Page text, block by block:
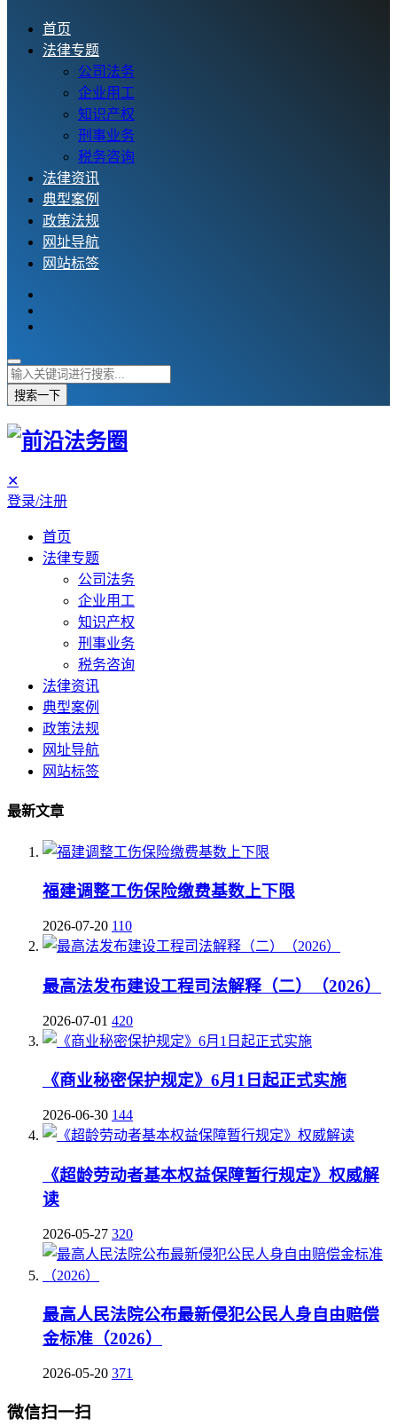
首页
法律专题
公司法务
企业用工
知识产权
刑事业务
税务咨询
法律资讯
典型案例
政策法规
网址导航
网站标签
搜索一下
✕
登录/注册
首页
法律专题
公司法务
企业用工
知识产权
刑事业务
税务咨询
法律资讯
典型案例
政策法规
网址导航
网站标签
最新文章
福建调整工伤保险缴费基数上下限
2026-07-20 110
最高法发布建设工程司法解释（二）（2026）
2026-07-01 420
《商业秘密保护规定》6月1日起正式实施
2026-06-30 144
《超龄劳动者基本权益保障暂行规定》权威解
读
2026-05-27 320
最高人民法院公布最新侵犯公民人身自由赔偿
金标准（2026）
2026-05-20 371
微信扫一扫